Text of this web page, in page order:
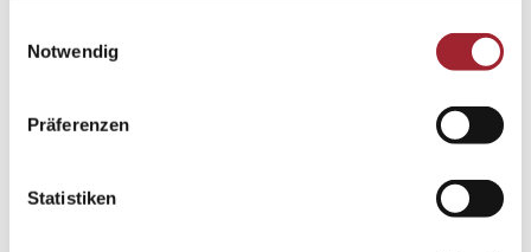
Notwendig
Präferenzen
Statistiken